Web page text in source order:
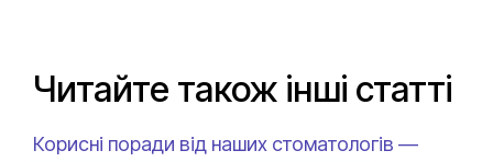
Читайте також інші статті
Корисні поради від наших стоматологів —